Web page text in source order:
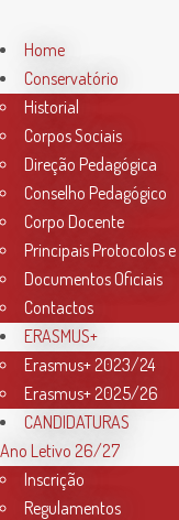
09
de
Home
Conservatório
Historial
Corpos Sociais
Direção Pedagógica
Conselho Pedagógico
Corpo Docente
Principais Protocolos
Documentos Oficiais
Contactos
ERASMUS+
Erasmus+ 2023/24
Erasmus+ 2025/26
CANDIDATURAS
Ano Letivo 26/27
Inscrição
Regulamentos